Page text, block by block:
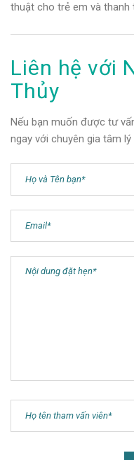
thuật cho trẻ em và thanh
Liên hệ với
Thủy
Nếu bạn muốn được tư
ngay với chuyên gia tâm